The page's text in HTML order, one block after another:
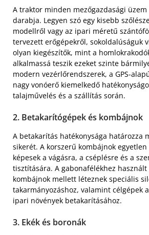
A traktor minden mezőgazdasági
darabja. Legyen szó egy kisebb
modellről vagy az ipari méretű
tervezett erőgépekről, sokoldalúságuk
olyan kiegészítők, mint a
alkalmassá teszik ezeket szinte
modern vezérlőrendszerek, a GPS-
nagy vonóerő kiemelkedő
talajművelés és a szállítás során.
2. Betakarítógépek és kombájnok
A betakarítás hatékonysága határozza
sikerét. A korszerű kombájnok
képesek a vágásra, a cséplésre és a
tisztítására. A gabonafélékhez
kombájnok mellett léteznek speciális
takarmányozáshoz, valamint célgépek
ipari növények betakarításához.
3. Ekék és boronák